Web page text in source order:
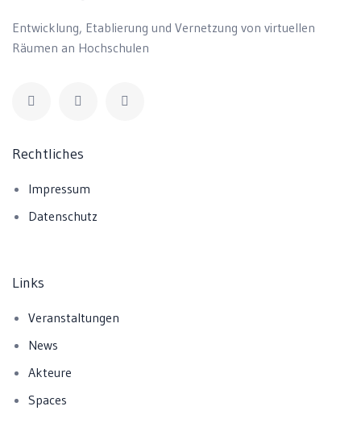
Entwicklung, Etablierung und Vernetzung von virtuellen
Räumen an Hochschulen
Rechtliches
Impressum
Datenschutz
Links
Veranstaltungen
News
Akteure
Spaces